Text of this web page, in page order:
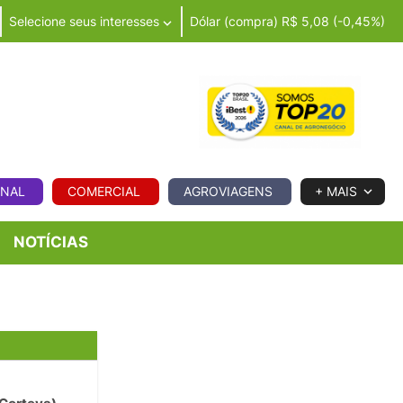
Selecione seus interesses Dólar (compra) R$ 5,08 (-0,45%)
COMERCIAL AGROVIAGENS + MAIS
NOTÍCIAS